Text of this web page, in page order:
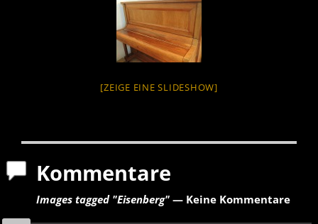
[ZEIGE EINE SLIDESHOW]
Kommentare
Images tagged "Eisenberg"— Keine Kommentare